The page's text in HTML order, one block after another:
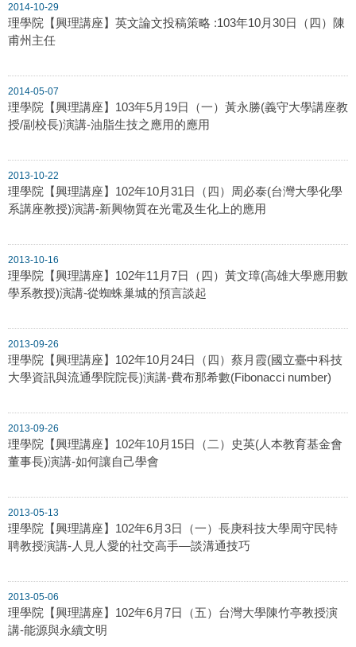
2014-10-29
理學院【興理講座】英文論文投稿策略 :103年10月30日（四）陳
甫州主任
2014-05-07
理學院【興理講座】103年5月19日（一）黃永勝(義守大學講座教
授/副校長)演講-油脂生技之應用的應用
2013-10-22
理學院【興理講座】102年10月31日（四）周必泰(台灣大學化學
系講座教授)演講-新興物質在光電及生化上的應用
2013-10-16
理學院【興理講座】102年11月7日（四）黃文璋(高雄大學應用數
學系教授)演講-從蜘蛛巢城的預言談起
2013-09-26
理學院【興理講座】102年10月24日（四）蔡月霞(國立臺中科技
大學資訊與流通學院院長)演講-費布那希數(Fibonacci number)
2013-09-26
理學院【興理講座】102年10月15日（二）史英(人本教育基金會
董事長)演講-如何讓自己學會
2013-05-13
理學院【興理講座】102年6月3日（一）長庚科技大學周守民特
聘教授演講-人見人愛的社交高手—談溝通技巧
2013-05-06
理學院【興理講座】102年6月7日（五）台灣大學陳竹亭教授演
講-能源與永續文明